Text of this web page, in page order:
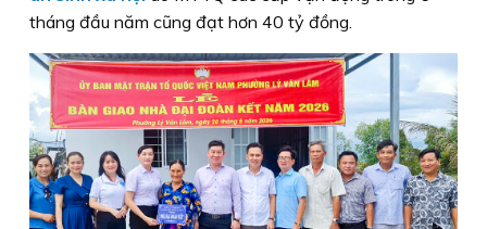
tháng đầu năm cũng đạt hơn 40 tỷ đồng.